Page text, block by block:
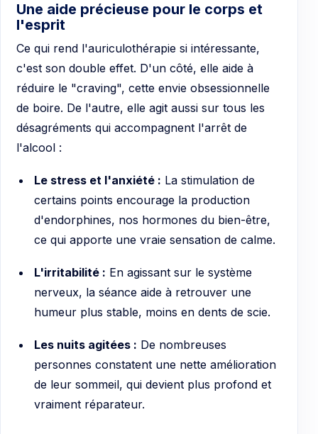
Une aide précieuse pour le corps et
l'esprit
Ce qui rend l'auriculothérapie si intéressante,
c'est son double effet. D'un côté, elle aide à
réduire le "craving", cette envie obsessionnelle
de boire. De l'autre, elle agit aussi sur tous les
désagréments qui accompagnent l'arrêt de
l'alcool :
Le stress et l'anxiété : La stimulation de
certains points encourage la production
d'endorphines, nos hormones du bien-être,
ce qui apporte une vraie sensation de calme.
L'irritabilité : En agissant sur le système
nerveux, la séance aide à retrouver une
humeur plus stable, moins en dents de scie.
Les nuits agitées : De nombreuses
personnes constatent une nette amélioration
de leur sommeil, qui devient plus profond et
vraiment réparateur.